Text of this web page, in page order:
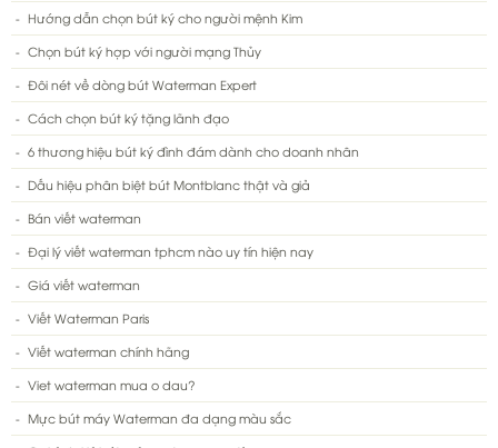
Hướng dẫn chọn bút ký cho người mệnh Kim
Chọn bút ký hợp với người mạng Thủy
Đôi nét về dòng bút Waterman Expert
Cách chọn bút ký tặng lãnh đạo
6 thương hiệu bút ký đình đám dành cho doanh nhân
Dấu hiệu phân biệt bút Montblanc thật và giả
Bán viết waterman
Đại lý viết waterman tphcm nào uy tín hiện nay
Giá viết waterman
Viết Waterman Paris
Viết waterman chính hãng
Viet waterman mua o dau?
Mực bút máy Waterman đa dạng màu sắc